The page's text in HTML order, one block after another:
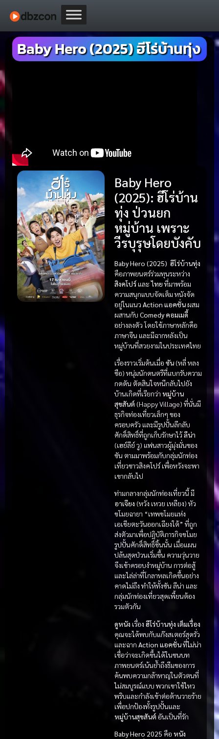
Baby Hero (2025) ฮีโร่บ้านทุ่ง
Baby Hero
(2025): ฮีโร่บ้าน
ทุ่ง ป่วนยก
หมู่บ้าน เพราะ
วีรบุรุษโดยบังคับ
Baby Hero (2025) ฮีโร่บ้านทุ่ง
คือภาพยนตร์ร่วมทุนระหว่าง
สิงคโปร์และไทย ที่มาพร้อม
ความสนุกแบบจัดเต็ม หนังจัด
อยู่ในแนว Action แอคชั่น ผสม
ผสานกับ Comedy คอมเมดี้
อย่างลงตัว โดยใช้ภาษาหลักคือ
ภาษาจีน และมีฉากหลังเป็น
หมู่บ้านที่สวยงามในประเทศไทย
เรื่องราวเริ่มต้นเมื่อ ซัน (หลี่ หลง
ซือ) หนุ่มนักดนตรีที่แบกรับความ
กดดัน ตัดสินใจหนีกลับไปยัง
บ้านเกิดที่เรียกว่า หมู่บ้าน
สุขสันต์ (Happy Village) ที่นั่นมี
ธุรกิจท่องเที่ยวเล็กๆ ของ
ครอบครัว และมีรูปปั้นลึกลับ
ศักดิ์สิทธิ์ที่ถูกเก็บรักษาไว้ลีน่า
(เฮย์ลีย์ วู) แฟนสาวผู้มุ่งมั่นของ
ซัน ตามมาพร้อมกับกลุ่มนักท่อง
เที่ยวชาวสิงคโปร์ เพื่อหวังจะพา
เขากลับไป
ท่ามกลางกลุ่มนักท่องเที่ยวนี้ มี
อาเจียง (หวัง เหวย เหลียง) หัว
ขโมยฉายา “เทพขโมยแห่ง
เอเชียตะวันออกเฉียงใต้” ที่ถูก
ส่งตัวมาเพื่อปฏิบัติภารกิจขโมย
รูปปั้นศักดิ์สิทธิ์ชิ้นนั้น เมื่อแผน
ปล้นสุดป่วนเริ่มขึ้น ความวุ่นวาย
จึงเข้าครอบงำหมู่บ้าน การต่อสู้
และไล่ล่าที่โกลาหลเกิดขึ้นอย่าง
คาดไม่ถึง ทำให้ทั้งซัน ลีน่า และ
กลุ่มนักท่องเที่ยวสุดเพี้ยนต้อง
รวมตัวกัน
ดูหนัง เรื่อง ฮีโร่บ้านทุ่ง เต็มเรื่อง
คุณจะได้พบกับแก๊งสเตอร์สุดรั่ว
และฉาก Action แอคชั่นที่ไม่น่า
เชื่อว่าจะเกิดขึ้นได้ในชนบท
ภาพยนตร์เน้นย้ำถึงธีมของการ
ค้นพบความกล้าหาญในตัวตนที่
ไม่สมบูรณ์แบบ พวกเขาใช้ไหว
พริบและกำลังเข้าต่อต้านวายร้าย
เพื่อปกป้องทั้งรูปปั้นและ
หมู่บ้านสุขสันต์อันเป็นที่รัก
Baby Hero 2025 คือ หนัง